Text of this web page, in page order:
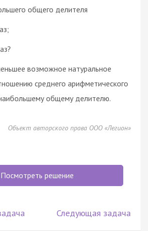
общего делителя
возможное натуральное
среднего арифметического
общему делителю.
Объект авторского права ООО «Легион»
Посмотреть решение
Следующая задача